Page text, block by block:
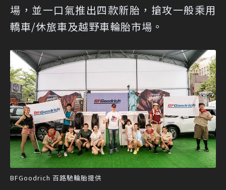
場，並一口氣推出四款新胎，搶攻一般乘用
轎車/休旅車及越野車輪胎市場。
BFGoodrich 百路馳輪胎提供